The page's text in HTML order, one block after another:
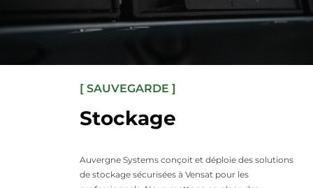
[ SAUVEGARDE ]
Stockage
Auvergne Systems conçoit et déploie des solutions
de stockage sécurisées à Vensat pour les